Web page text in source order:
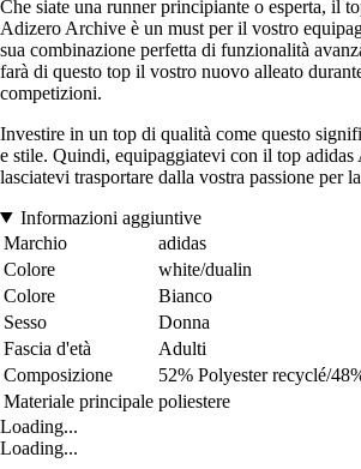
Che siate una runner principiante o esperta, il
Adizero Archive è un must per il vostro
sua combinazione perfetta di funzionalità
farà di questo top il vostro nuovo alleato
competizioni.
Investire in un top di qualità come questo
e stile. Quindi, equipaggiatevi con il top
lasciatevi trasportare dalla vostra passione per
Informazioni aggiuntive
Marchio
adidas
Colore
white/dualin
Colore
Bianco
Sesso
Donna
Fascia d'età
Adulti
Composizione
52% Polyester recyclé/
Materiale principale poliestere
Loading...
Loading...